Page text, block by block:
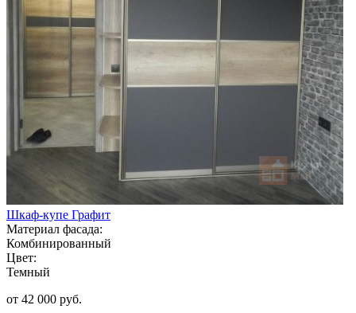
Шкаф-купе Графит
Материал фасада:
Комбинированный
Цвет:
Темный
от 42 000 руб.